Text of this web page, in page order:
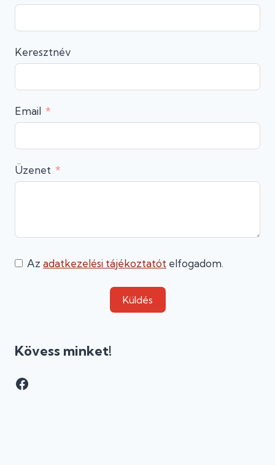
Keresztnév
Email
Üzenet
Az adatkezelési tájékoztatót elfogadom.
Küldés
Kövess minket!
Facebook